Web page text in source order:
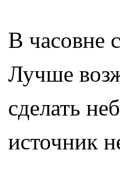
В часовне
Лучше
сделать
источник